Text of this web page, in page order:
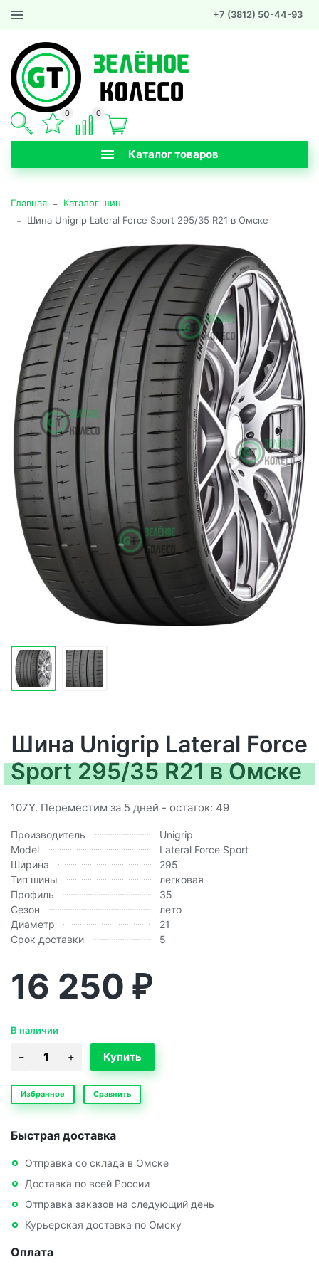
+7 (3812) 50-44-93
Каталог товаров
0 0
Главная - Каталог шин
- Шина Unigrip Lateral Force Sport 295/35 R21 в Омске
Шина Unigrip Lateral Force
Sport 295/35 R21 в Омске
107Y. Переместим за 5 дней - остаток: 49
Производитель
Unigrip
Model
Lateral Force Sport
Ширина
295
Тип шины
легковая
Профиль
35
Сезон
лето
Диаметр
21
Срок доставки
5
16 250 ₽
В наличии
Избранное Сравнить
Быстрая доставка
Отправка со склада в Омске
Доставка по всей России
Отправка заказов на следующий день
Курьерская доставка по Омску
Оплата